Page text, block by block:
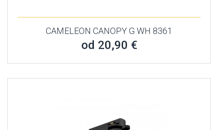
CAMELEON CANOPY G WH 8361
od 20,90 €